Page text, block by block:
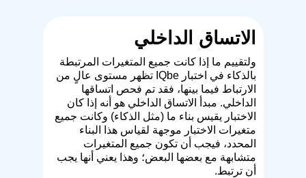
الاتساق الداخلي
ولتقييم ما إذا كانت جميع المتغيرات المرتبطة
بالذكاء في اختبار IQbe تظهر مستوى عالٍ من
الارتباط فيما بينها، فقد تم فحص اتساقها
الداخلي. مبدأ الاتساق الداخلي هو أنه إذا كان
الاختبار يقيس بناء ما (مثل الذكاء) وكانت جميع
متغيرات الاختبار موجهة لقياس هذا البناء
المحدد، فيجب أن تكون جميع المتغيرات
متشابهة مع بعضها البعض؛ وهذا يعني أنها يجب
أن ترتبط.